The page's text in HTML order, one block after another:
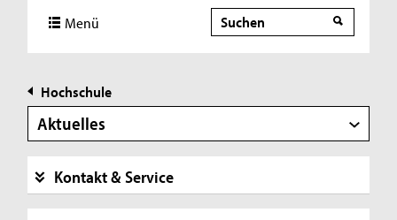
Menü Suche
Hochschule
Aktuelles
Kontakt & Service